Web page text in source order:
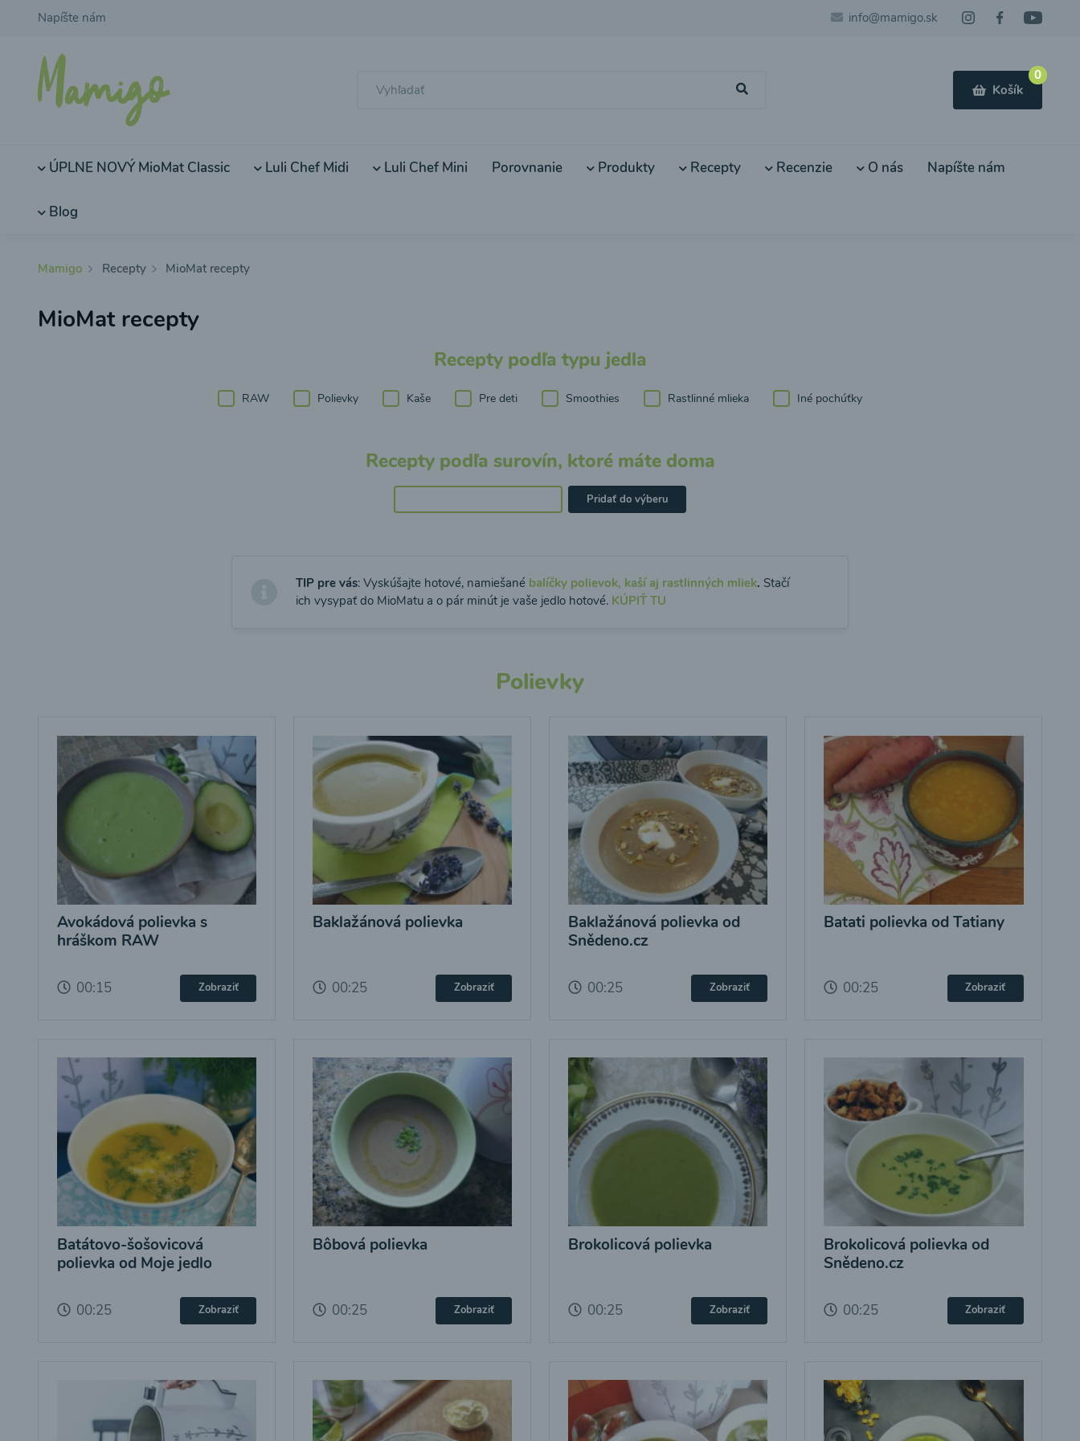
Napíšte nám info@mamigo.sk
0
Košík
ÚPLNE NOVÝ MioMat Classic Luli Chef Midi Luli Chef Mini Porovnanie Produkty Recepty Recenzie O nás Napíšte nám
Blog
Mamigo Recepty MioMat recepty
MioMat recepty
Recepty podľa typu jedla
RAW Polievky Kaše Pre deti Smoothies Rastlinné mlieka Iné pochúťky
Recepty podľa surovín, ktoré máte doma
Pridať do výberu
TIP pre vás: Vyskúšajte hotové, namiešané balíčky polievok, kaší aj rastlinných mliek. Stačí
ich vysypať do MioMatu a o pár minút je vaše jedlo hotové. KÚPIŤ TU
Polievky
Avokádová polievka s
hráškom RAW
00:15 Zobraziť
Baklažánová polievka
00:25 Zobraziť
Baklažánová polievka od
Snědeno.cz
00:25 Zobraziť
Batati polievka od Tatiany
00:25 Zobraziť
Batátovo-šošovicová
polievka od Moje jedlo
00:25 Zobraziť
Bôbová polievka
00:25 Zobraziť
Brokolicová polievka
00:25 Zobraziť
Brokolicová polievka od
Snědeno.cz
00:25 Zobraziť